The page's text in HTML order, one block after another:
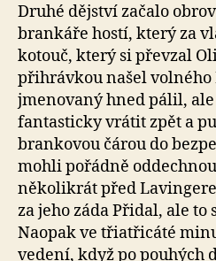
Druhé dějství začalo
brankáře hostí, který za
kotouč, který si převzal
přihrávkou našel
jmenovaný hned pálil,
fantasticky vrátit zpět a
brankovou čárou do
mohli pořádně
několikrát před
za jeho záda Přidal, ale to
Naopak ve třiatřicáté
vedení, když po pouhých